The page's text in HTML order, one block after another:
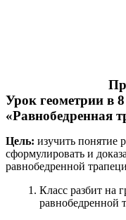
Урок геометрии в
«Равнобедренная
Цель: изучить понятие
сформулировать и
равнобедренной
Класс разбит на
равнобедренной